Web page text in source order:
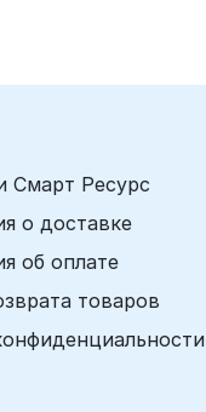
Смарт Ресурс
о доставке
об оплате
товаров